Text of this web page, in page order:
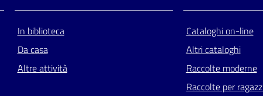
In biblioteca
Da casa
Altre attività
Cataloghi on-line
Altri cataloghi
Raccolte moderne
Raccolte per